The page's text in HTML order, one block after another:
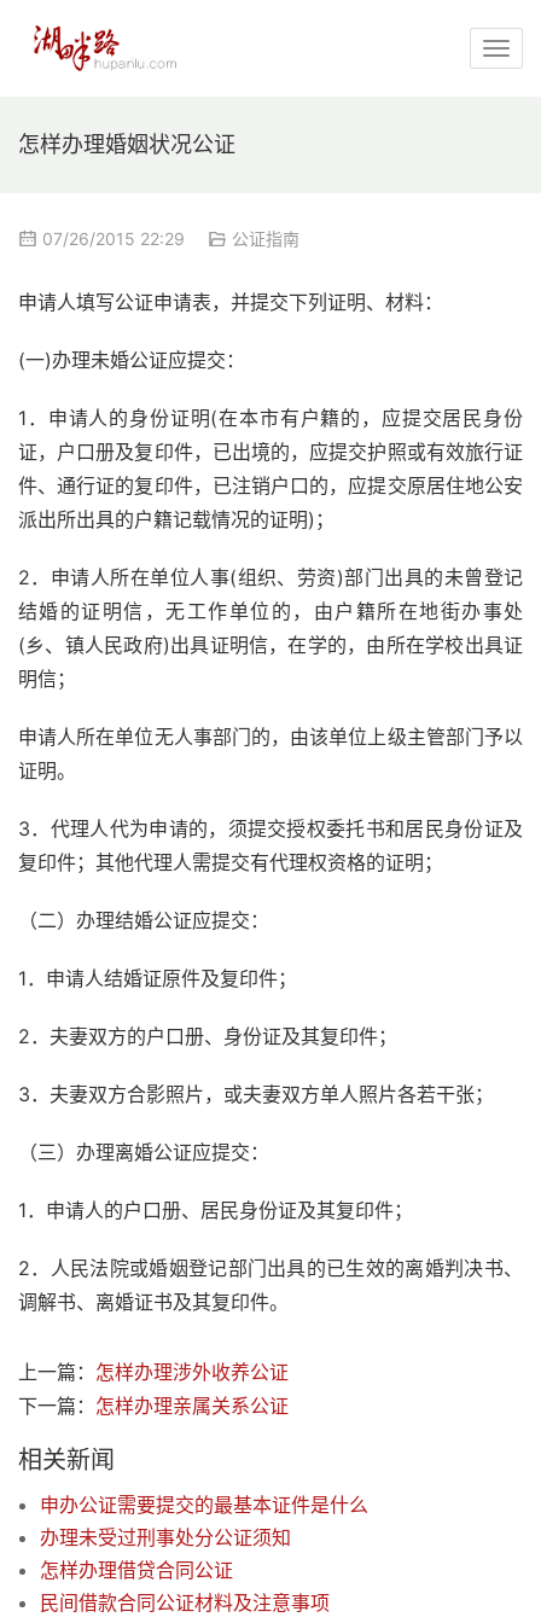
怎样办理婚姻状况公证
07/26/2015 22:29 公证指南
申请人填写公证申请表，并提交下列证明、材料：
(一)办理未婚公证应提交：
1．申请人的身份证明(在本市有户籍的，应提交居民身份
证，户口册及复印件，已出境的，应提交护照或有效旅行证
件、通行证的复印件，已注销户口的，应提交原居住地公安
派出所出具的户籍记载情况的证明)；
2．申请人所在单位人事(组织、劳资)部门出具的未曾登记
结婚的证明信，无工作单位的，由户籍所在地街办事处
(乡、镇人民政府)出具证明信，在学的，由所在学校出具证
明信；
申请人所在单位无人事部门的，由该单位上级主管部门予以
证明。
3．代理人代为申请的，须提交授权委托书和居民身份证及
复印件；其他代理人需提交有代理权资格的证明；
（二）办理结婚公证应提交：
1．申请人结婚证原件及复印件；
2．夫妻双方的户口册、身份证及其复印件；
3．夫妻双方合影照片，或夫妻双方单人照片各若干张；
（三）办理离婚公证应提交：
1．申请人的户口册、居民身份证及其复印件；
2．人民法院或婚姻登记部门出具的已生效的离婚判决书、
调解书、离婚证书及其复印件。
上一篇： 怎样办理涉外收养公证
下一篇： 怎样办理亲属关系公证
相关新闻
申办公证需要提交的最基本证件是什么
办理未受过刑事处分公证须知
怎样办理借贷合同公证
民间借款合同公证材料及注意事项